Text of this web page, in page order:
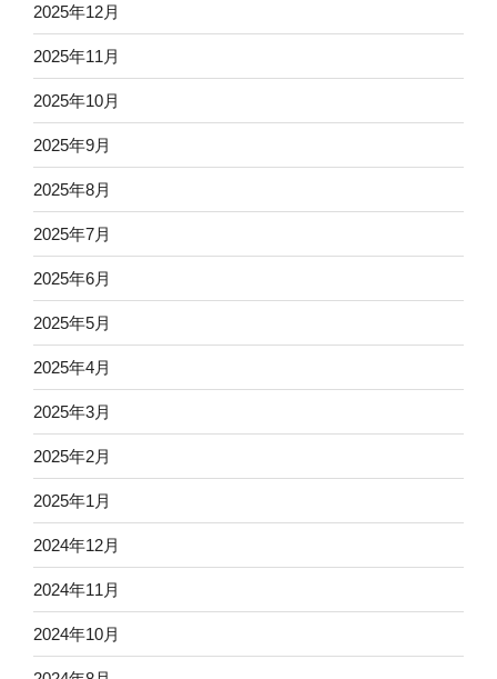
2025年12月
2025年11月
2025年10月
2025年9月
2025年8月
2025年7月
2025年6月
2025年5月
2025年4月
2025年3月
2025年2月
2025年1月
2024年12月
2024年11月
2024年10月